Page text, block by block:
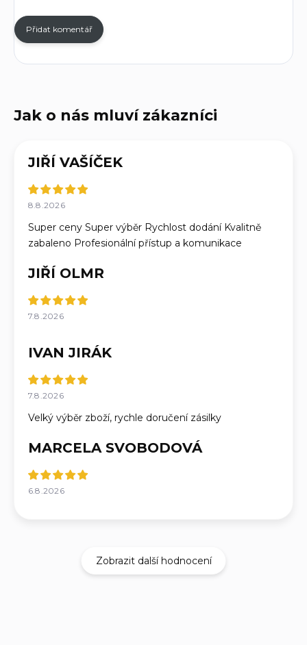
Přidat komentář
JIŘÍ VAŠÍČEK
8.8.2026
Super ceny Super výběr Rychlost dodání Kvalitně
zabaleno Profesionální přístup a komunikace
JIŘÍ OLMR
7.8.2026
IVAN JIRÁK
7.8.2026
Velký výběr zboží, rychle doručení zásilky
MARCELA SVOBODOVÁ
6.8.2026
Zobrazit další hodnocení